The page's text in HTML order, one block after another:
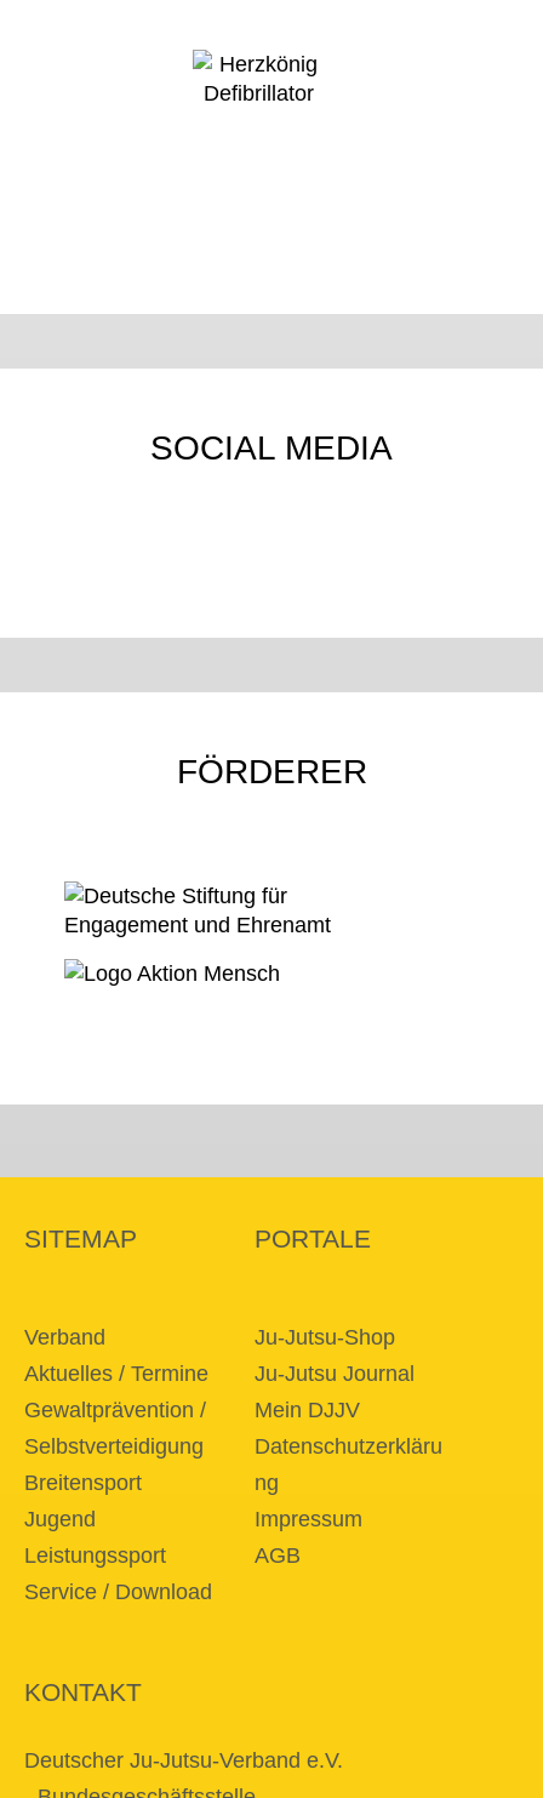
SOCIAL MEDIA
FÖRDERER
SITEMAP
Verband
Aktuelles / Termine
Gewaltprävention /
Selbstverteidigung
Breitensport
Jugend
Leistungssport
Service / Download
PORTALE
Ju-Jutsu-Shop
Ju-Jutsu Journal
Mein DJJV
Datenschutzerkläru
ng
Impressum
AGB
KONTAKT
Deutscher Ju-Jutsu-Verband e.V.